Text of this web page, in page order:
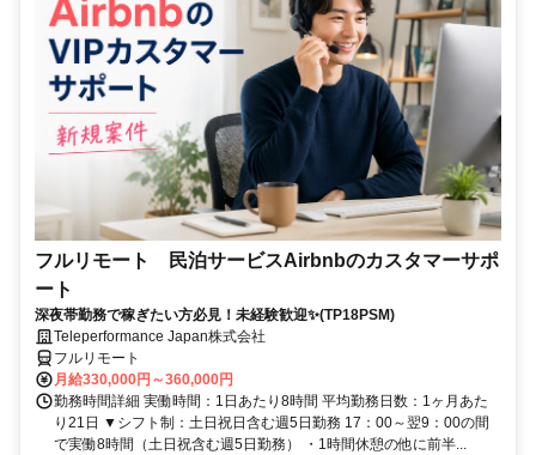
フルリモート 民泊サービスAirbnbのカスタマーサポ
ート
深夜帯勤務で稼ぎたい方必見！未経験歓迎✨(TP18PSM)
Teleperformance Japan株式会社
フルリモート
月給330,000円～360,000円
勤務時間詳細 実働時間：1日あたり8時間 平均勤務日数：1ヶ月あた
り21日 ▼シフト制：土日祝日含む週5日勤務 17：00～翌9：00の間
で実働8時間（土日祝含む週5日勤務） ・1時間休憩の他に前半...